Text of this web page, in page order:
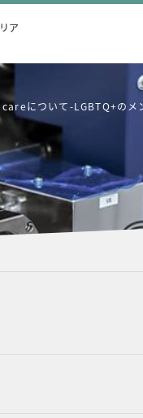
ア
について-LGBTQ+のメ